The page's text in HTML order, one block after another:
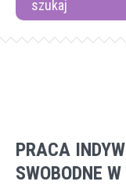
PRACA
SWOBODNE